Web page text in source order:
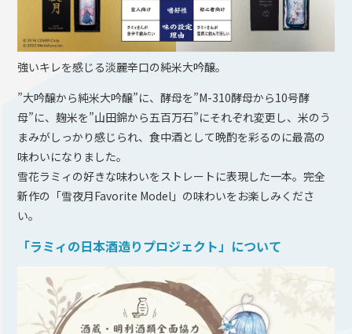
強いキレを感じる淡麗辛口の純米大吟醸。
”大吟醸から純米大吟醸”に、酵母を”M-310酵母から10号酵
母”に、麹米を”山田錦から五百万石”にそれぞれ変更し、米のう
まみがしっかり感じられ、食中酒として晩酌を彩るのに最高の
味わいになりました。
雪花ラミィの好きな味わいをストレートに表現した一本。完全
新作の「雪夜月Favorite Model」の味わいをお楽しみくださ
い。
「ラミィの日本酒造りプロジェクト」について